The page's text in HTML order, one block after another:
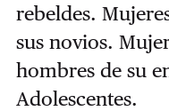
rebeldes.
sus novios.
hombres de su
Adolescentes.